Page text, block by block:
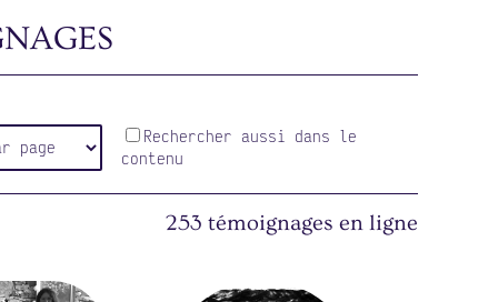
Rechercher aussi dans le
contenu
253 témoignages en ligne